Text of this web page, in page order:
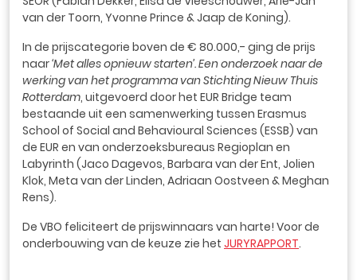
van der Toorn, Yvonne Prince & Jaap de Koning).
In de prijscategorie boven de € 80.000,- ging de prijs
naar‘Met alles opnieuw starten’. Een onderzoek naar de
werking van het programma van Stichting Nieuw Thuis
Rotterdam, uitgevoerd door het EUR Bridge team
bestaande uit een samenwerking tussen Erasmus
School of Social and Behavioural Sciences (ESSB) van
de EUR en van onderzoeksbureaus Regioplan en
Labyrinth (Jaco Dagevos, Barbara van der Ent, Jolien
Klok, Meta van der Linden, Adriaan Oostveen & Meghan
Rens).
De VBO feliciteert de prijswinnaars van harte! Voor de
onderbouwing van de keuze zie het JURYRAPPORT.